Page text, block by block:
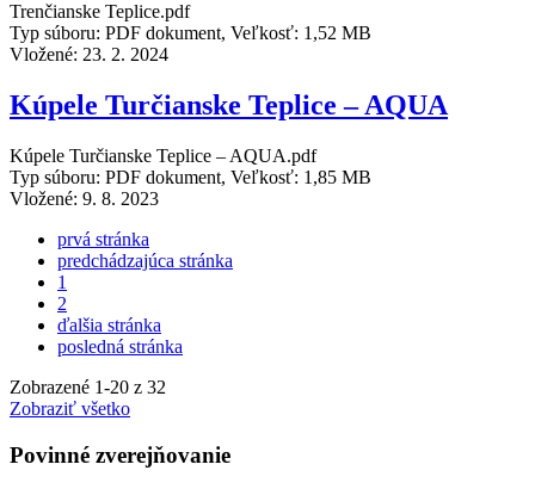
Trenčianske Teplice.pdf
Typ súboru: PDF dokument, Veľkosť: 1,52 MB
Vložené: 23. 2. 2024
Kúpele Turčianske Teplice – AQUA
Kúpele Turčianske Teplice – AQUA.pdf
Typ súboru: PDF dokument, Veľkosť: 1,85 MB
Vložené: 9. 8. 2023
prvá stránka
predchádzajúca stránka
1
2
ďalšia stránka
posledná stránka
Zobrazené 1-20 z 32
Zobraziť všetko
Povinné zverejňovanie